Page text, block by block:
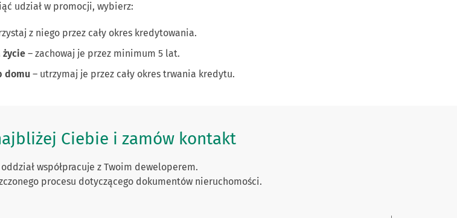
udział w promocji, wybierz:
z niego przez cały okres kredytowania.
życie– zachowaj je przez minimum 5 lat.
domu – utrzymaj je przez cały okres trwania kredytu.
Ciebie i zamów kontakt
współpracuje z Twoim deweloperem.
procesu dotyczącego dokumentów nieruchomości.